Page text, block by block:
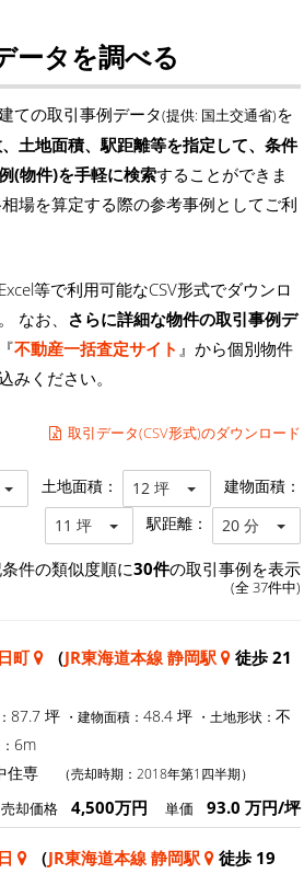
ータを調べる
ての取引事例データ(提供: 国土交通省)を
土地面積、駅距離等を指定して、条件
(物件)を手軽に検索することができま
場を算定する際の参考事例としてご利
等で利用可能なCSV形式でダウンロ
なお、 さらに詳細な物件の取引事例デ
不動産一括査定サイト 』から個別物件
みください。
取引データ(CSV形式)のダウンロード
土地面積： 12 坪 建物面積：
11 坪 駅距離： 20 分
条件の類似度順に30件の取引事例を表示
(全 37件中)
町 （JR東海道本線 静岡駅
徒歩 21
87.7 坪 ・建物面積： 48.4 坪 ・土地形状： 不
6m
住専 （売却時期：2018年第1四半期）
売却価格 4,500万円 単価 93.0 万円/坪
（JR東海道本線 静岡駅
徒歩 19